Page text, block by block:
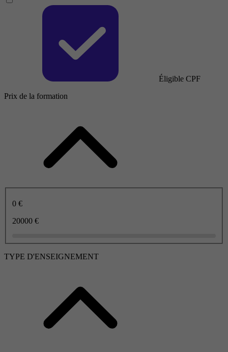
Éligible CPF
Prix de la formation
0 €
20000 €
TYPE D'ENSEIGNEMENT